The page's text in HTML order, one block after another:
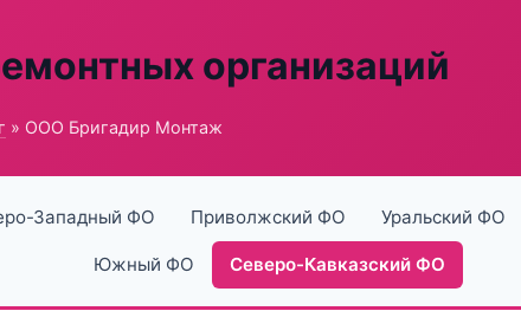
организаций
» ООО Бригадир Монтаж
Западный ФО Приволжский ФО Уральский ФО
Южный ФО Северо-Кавказский ФО